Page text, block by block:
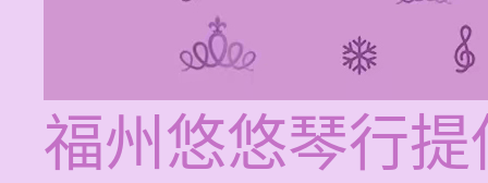
福州悠悠琴行